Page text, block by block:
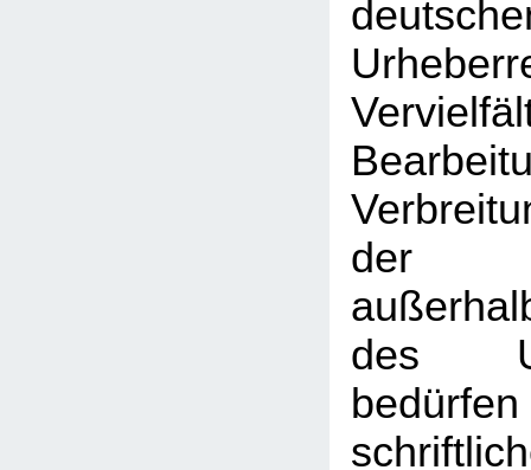
der
des